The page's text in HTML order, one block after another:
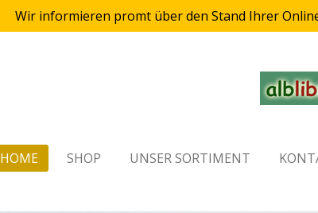
Wir informieren promt über den Stand Ihrer
HOME SHOP UNSER SORTIMENT